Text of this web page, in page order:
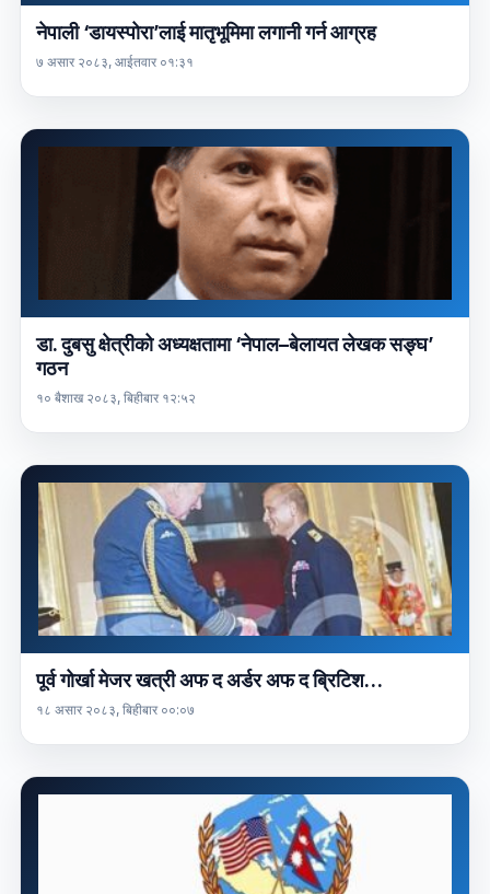
नेपाली ‘डायस्पोरा’लाई मातृभूमिमा लगानी गर्न आग्रह
७ असार २०८३, आईतवार ०१:३१
डा. दुबसु क्षेत्रीको अध्यक्षतामा ‘नेपाल–बेलायत लेखक सङ्घ’
गठन
१० बैशाख २०८३, बिहीबार १२:५२
पूर्व गोर्खा मेजर खत्री अफ द अर्डर अफ द ब्रिटिश…
१८ असार २०८३, बिहीबार ००:०७